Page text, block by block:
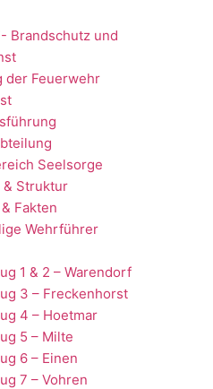
Brandschutz und
der Feuerwehr
Seelsorge
& Struktur
Fakten
Wehrführer
1 & 2 – Warendorf
3 – Freckenhorst
4 – Hoetmar
5 – Milte
6 – Einen
7 – Vohren